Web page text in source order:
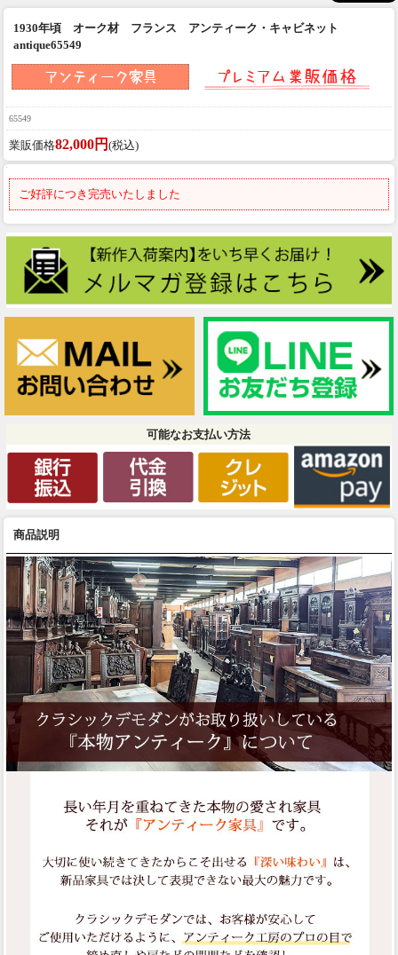
1930年頃 オーク材 フランス アンティーク・キャビネット
antique65549
65549
業販価格82,000円 (税込)
ご好評につき完売いたしました
可能なお支払い方法
商品説明